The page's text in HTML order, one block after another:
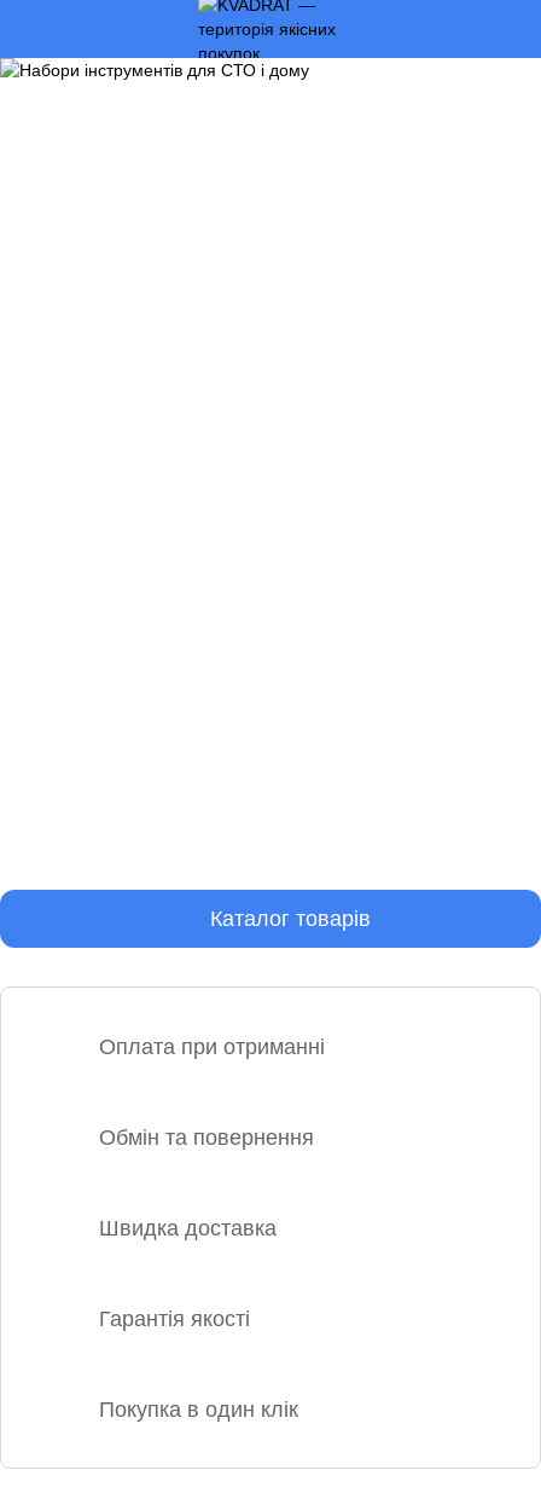
Каталог товарів
Оплата при отриманні
Обмін та повернення
Швидка доставка
Гарантія якості
Покупка в один клік